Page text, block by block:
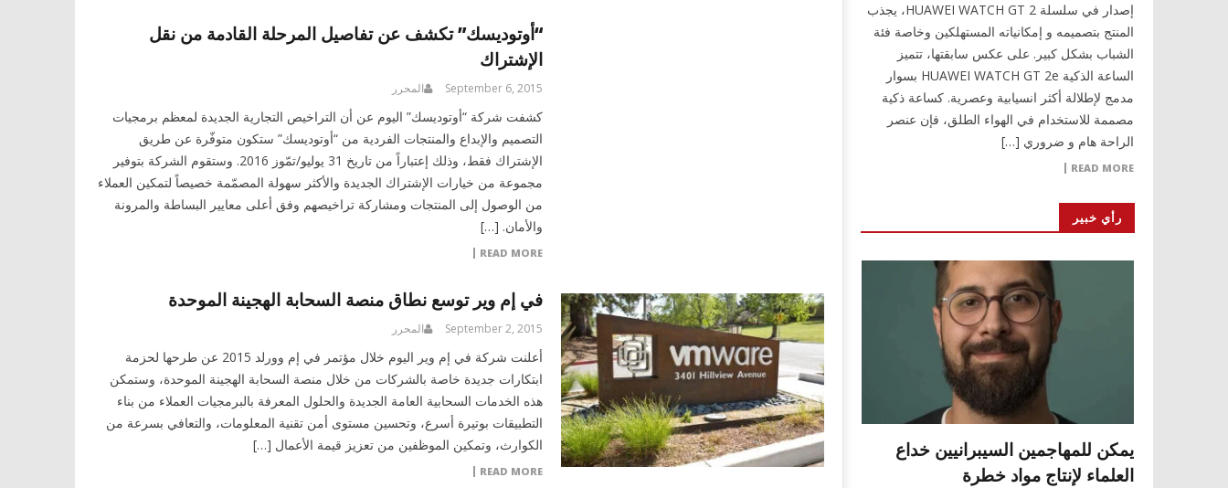
“أوتوديسك” تكشف عن تفاصيل المرحلة القادمة من نقل
الإشتراك
September 6, 2015 المحرر
كشفت شركة “أوتوديسك” اليوم عن أن التراخيص التجارية الجديدة لمعظم برمجيات
التصميم والإبداع والمنتجات الفردية من “أوتوديسك” ستكون متوفّرة عن طريق
الإشتراك فقط، وذلك إعتباراً من تاريخ 31 يوليو/تمّوز 2016. وستقوم الشركة بتوفير
مجموعة من خيارات الإشتراك الجديدة والأكثر سهولة المصمّمة خصيصاً لتمكين العملاء
من الوصول إلى المنتجات ومشاركة تراخيصهم وفق أعلى معايير البساطة والمرونة
والأمان. […]
READ MORE
في إم وير توسع نطاق منصة السحابة الهجينة الموحدة
September 2, 2015 المحرر
أعلنت شركة في إم وير اليوم خلال مؤتمر في إم وورلد 2015 عن طرحها لحزمة
ابتكارات جديدة خاصة بالشركات من خلال منصة السحابة الهجينة الموحدة، وستمكن
هذه الخدمات السحابية العامة الجديدة والحلول المعرفة بالبرمجيات العملاء من بناء
التطبيقات بوتيرة أسرع، وتحسين مستوى أمن تقنية المعلومات، والتعافي بسرعة من
الكوارث، وتمكين الموظفين من تعزيز قيمة الأعمال […]
READ MORE
إصدار في سلسلة HUAWEI WATCH GT 2، يجذب
المنتج بتصميمه و إمكانياته المستهلكين وخاصة فئة
الشباب بشكل كبير. على عكس سابقتها، تتميز
الساعة الذكية HUAWEI WATCH GT 2e بسوار
مدمج لإطلالة أكثر انسيابية وعصرية. كساعة ذكية
مصممة للاستخدام في الهواء الطلق، فإن عنصر
الراحة هام و ضروري […]
READ MORE
رأي خبير
يمكن للمهاجمين السيبرانيين خداع
العلماء لإنتاج مواد خطرة